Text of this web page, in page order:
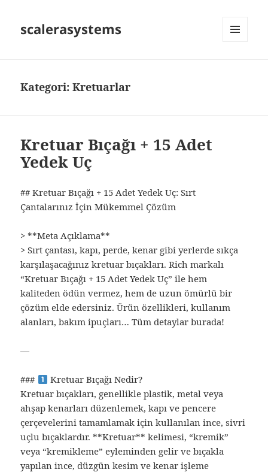
scalerasystems
Kategori:Kretuarlar
Kretuar Bıçağı + 15 Adet
Yedek Uç
## Kretuar Bıçağı + 15 Adet Yedek Uç: Sırt
Çantalarınız İçin Mükemmel Çözüm
> **Meta Açıklama**
> Sırt çantası, kapı, perde, kenar gibi yerlerde sıkça
karşılaşacağınız kretuar bıçakları. Rich markalı
“Kretuar Bıçağı + 15 Adet Yedek Uç” ile hem
kaliteden ödün vermez, hem de uzun ömürlü bir
çözüm elde edersiniz. Ürün özellikleri, kullanım
alanları, bakım ipuçları… Tüm detaylar burada!
—
###
Kretuar Bıçağı Nedir?
Kretuar bıçakları, genellikle plastik, metal veya
ahşap kenarları düzenlemek, kapı ve pencere
çerçevelerini tamamlamak için kullanılan ince, sivri
uçlu bıçaklardır. **Kretuar** kelimesi, “kremik”
veya “kremikleme” eyleminden gelir ve bıçakla
yapılan ince, düzgün kesim ve kenar işleme